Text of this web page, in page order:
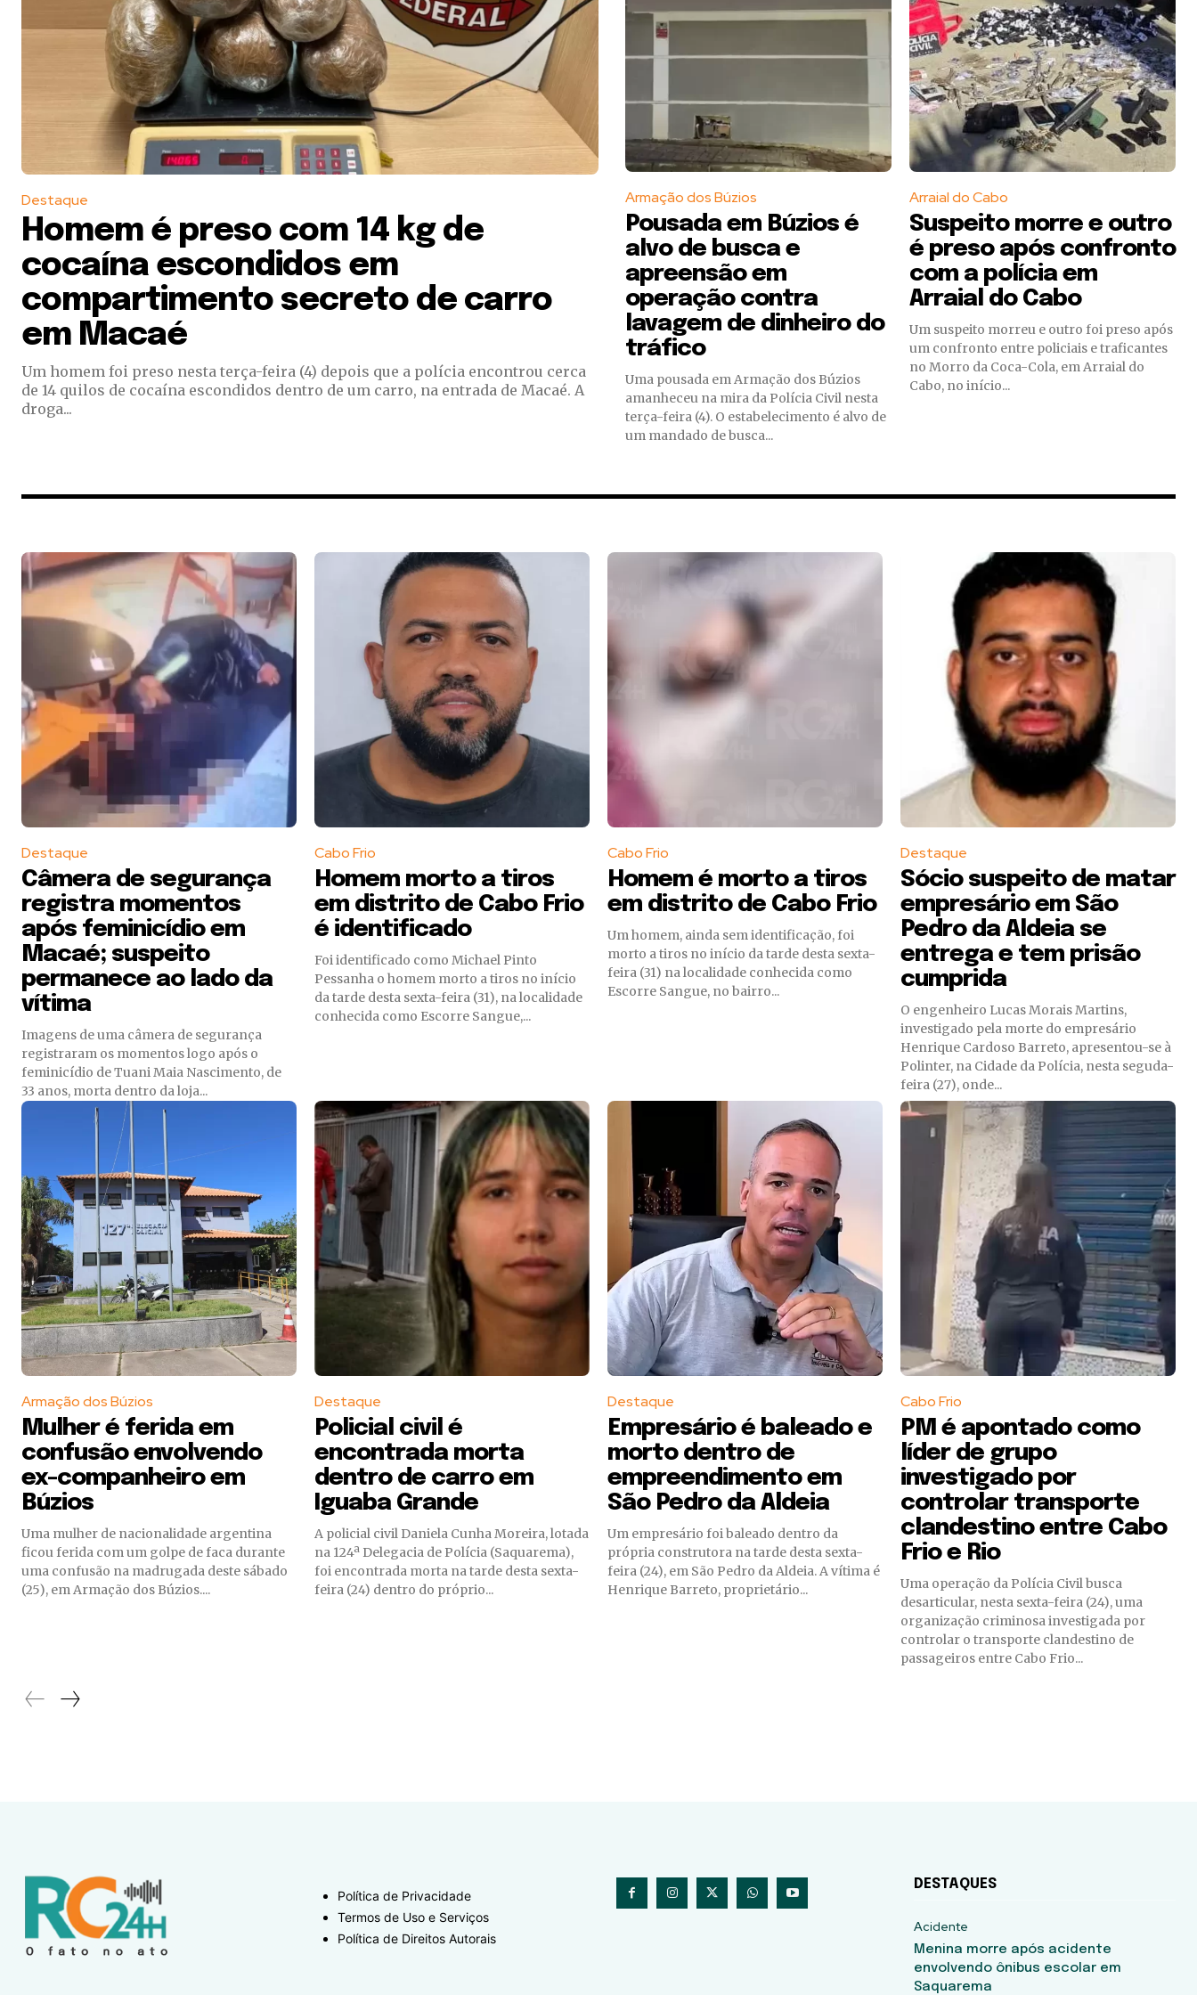
Destaque
Homem é preso com 14 kg de
cocaína escondidos em
compartimento secreto de carro
em Macaé
Um homem foi preso nesta terça-feira (4) depois que a polícia encontrou cerca
de 14 quilos de cocaína escondidos dentro de um carro, na entrada de Macaé. A
droga...
Armação dos Búzios
Pousada em Búzios é
alvo de busca e
apreensão em
operação contra
lavagem de dinheiro do
tráfico
Uma pousada em Armação dos Búzios
amanheceu na mira da Polícia Civil nesta
terça-feira (4). O estabelecimento é alvo de
um mandado de busca...
Arraial do Cabo
Suspeito morre e outro
é preso após confronto
com a polícia em
Arraial do Cabo
Um suspeito morreu e outro foi preso após
um confronto entre policiais e traficantes
no Morro da Coca-Cola, em Arraial do
Cabo, no início...
Destaque
Câmera de segurança
registra momentos
após feminicídio em
Macaé; suspeito
permanece ao lado da
vítima
Imagens de uma câmera de segurança
registraram os momentos logo após o
feminicídio de Tuani Maia Nascimento, de
33 anos, morta dentro da loja...
Cabo Frio
Homem morto a tiros
em distrito de Cabo Frio
é identificado
Foi identificado como Michael Pinto
Pessanha o homem morto a tiros no início
da tarde desta sexta-feira (31), na localidade
conhecida como Escorre Sangue,...
Cabo Frio
Homem é morto a tiros
em distrito de Cabo Frio
Um homem, ainda sem identificação, foi
morto a tiros no início da tarde desta sexta-
feira (31) na localidade conhecida como
Escorre Sangue, no bairro...
Destaque
Sócio suspeito de matar
empresário em São
Pedro da Aldeia se
entrega e tem prisão
cumprida
O engenheiro Lucas Morais Martins,
investigado pela morte do empresário
Henrique Cardoso Barreto, apresentou-se à
Polinter, na Cidade da Polícia, nesta seguda-
feira (27), onde...
Armação dos Búzios
Mulher é ferida em
confusão envolvendo
ex-companheiro em
Búzios
Uma mulher de nacionalidade argentina
ficou ferida com um golpe de faca durante
uma confusão na madrugada deste sábado
(25), em Armação dos Búzios....
Destaque
Policial civil é
encontrada morta
dentro de carro em
Iguaba Grande
A policial civil Daniela Cunha Moreira, lotada
na 124ª Delegacia de Polícia (Saquarema),
foi encontrada morta na tarde desta sexta-
feira (24) dentro do próprio...
Destaque
Empresário é baleado e
morto dentro de
empreendimento em
São Pedro da Aldeia
Um empresário foi baleado dentro da
própria construtora na tarde desta sexta-
feira (24), em São Pedro da Aldeia. A vítima é
Henrique Barreto, proprietário...
Cabo Frio
PM é apontado como
líder de grupo
investigado por
controlar transporte
clandestino entre Cabo
Frio e Rio
Uma operação da Polícia Civil busca
desarticular, nesta sexta-feira (24), uma
organização criminosa investigada por
controlar o transporte clandestino de
passageiros entre Cabo Frio...
Política de Privacidade
Termos de Uso e Serviços
Política de Direitos Autorais
DESTAQUES
Acidente
Menina morre após acidente
envolvendo ônibus escolar em
Saquarema